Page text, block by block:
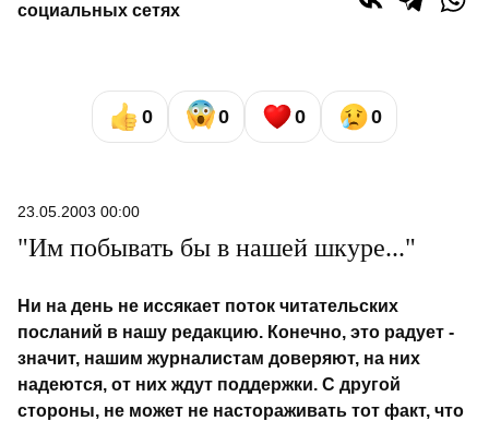
социальных сетях
0 0 0 0
23.05.2003 00:00
"Им побывать бы в нашей шкуре..."
Ни на день не иссякает поток читательских
посланий в нашу редакцию. Конечно, это радует -
значит, нашим журналистам доверяют, на них
надеются, от них ждут поддержки. С другой
стороны, не может не настораживать тот факт, что